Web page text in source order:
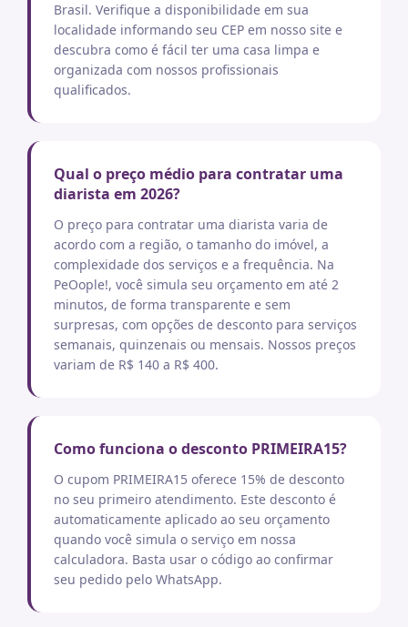
Brasil. Verifique a disponibilidade em sua
localidade informando seu CEP em nosso site e
descubra como é fácil ter uma casa limpa e
organizada com nossos profissionais
qualificados.
Qual o preço médio para contratar uma
diarista em 2026?
O preço para contratar uma diarista varia de
acordo com a região, o tamanho do imóvel, a
complexidade dos serviços e a frequência. Na
PeOople!, você simula seu orçamento em até 2
minutos, de forma transparente e sem
surpresas, com opções de desconto para serviços
semanais, quinzenais ou mensais. Nossos preços
variam de R$ 140 a R$ 400.
Como funciona o desconto PRIMEIRA15?
O cupom PRIMEIRA15 oferece 15% de desconto
no seu primeiro atendimento. Este desconto é
automaticamente aplicado ao seu orçamento
quando você simula o serviço em nossa
calculadora. Basta usar o código ao confirmar
seu pedido pelo WhatsApp.